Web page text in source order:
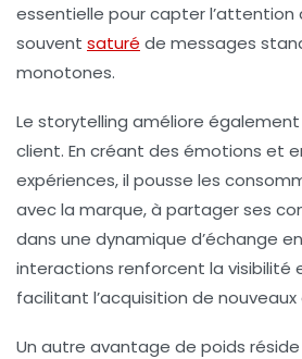
essentielle pour capter l’attention
souvent saturé de messages
monotones.
Le storytelling améliore
client. En créant des émotions et
expériences, il pousse les
avec la marque, à partager ses
dans une dynamique d’échange
interactions renforcent la visibilité
facilitant l’acquisition de nouveaux
Un autre avantage de poids